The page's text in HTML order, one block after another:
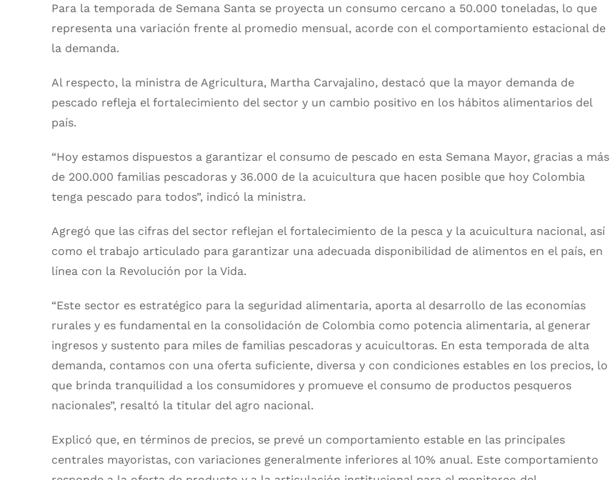
Para la temporada de Semana Santa se proyecta un consumo cercano a 50.000 toneladas, lo que
representa una variación frente al promedio mensual, acorde con el comportamiento estacional de
la demanda.
Al respecto, la ministra de Agricultura, Martha Carvajalino, destacó que la mayor demanda de
pescado refleja el fortalecimiento del sector y un cambio positivo en los hábitos alimentarios del
país.
“Hoy estamos dispuestos a garantizar el consumo de pescado en esta Semana Mayor, gracias a más
de 200.000 familias pescadoras y 36.000 de la acuicultura que hacen posible que hoy Colombia
tenga pescado para todos”, indicó la ministra.
Agregó que las cifras del sector reflejan el fortalecimiento de la pesca y la acuicultura nacional, así
como el trabajo articulado para garantizar una adecuada disponibilidad de alimentos en el país, en
línea con la Revolución por la Vida.
“Este sector es estratégico para la seguridad alimentaria, aporta al desarrollo de las economías
rurales y es fundamental en la consolidación de Colombia como potencia alimentaria, al generar
ingresos y sustento para miles de familias pescadoras y acuicultoras. En esta temporada de alta
demanda, contamos con una oferta suficiente, diversa y con condiciones estables en los precios, lo
que brinda tranquilidad a los consumidores y promueve el consumo de productos pesqueros
nacionales”, resaltó la titular del agro nacional.
Explicó que, en términos de precios, se prevé un comportamiento estable en las principales
centrales mayoristas, con variaciones generalmente inferiores al 10% anual. Este comportamiento